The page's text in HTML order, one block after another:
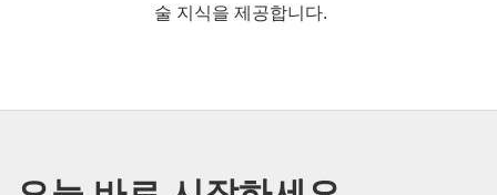
술 지식을 제공합니다.